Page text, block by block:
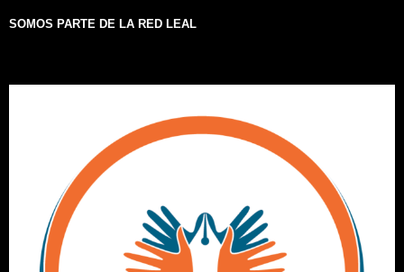
SOMOS PARTE DE LA RED LEAL